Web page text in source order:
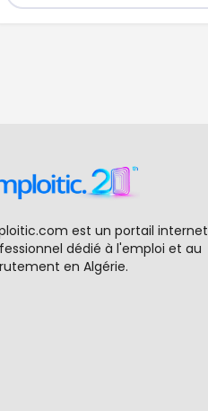
est un portail internet
dédié à l'emploi et au
en Algérie.